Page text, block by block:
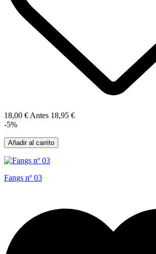
18,00 €Antes 18,95 €
-5%
Añadir al carrito
Fangs nº 03